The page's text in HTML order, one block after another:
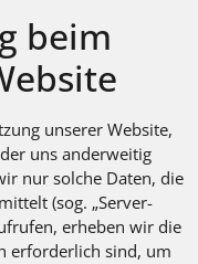
beim
unserer Website,
uns anderweitig
nur solche Daten, die
(sog. „Server-
erheben wir die
erforderlich sind, um